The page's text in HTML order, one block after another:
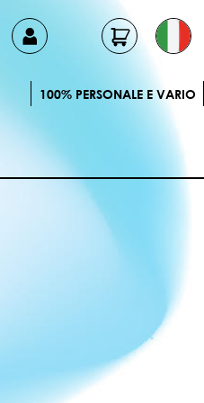
100% PERSONALE E VARIO